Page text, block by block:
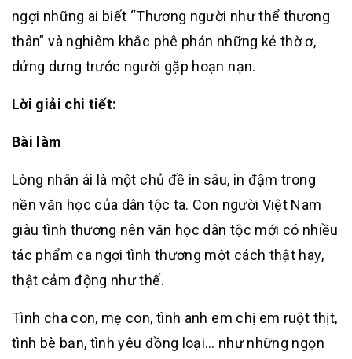
ngợi những ai biết “Thương người như thể thương
thân” và nghiêm khắc phê phán những kẻ thờ ơ,
dửng dưng trước người gặp hoạn nạn.
Lời giải chi tiết:
Bài làm
Lòng nhân ái là một chủ đề in sâu, in đậm trong
nền văn học của dân tộc ta. Con người Việt Nam
giàu tình thương nên văn học dân tộc mới có nhiều
tác phẩm ca ngợi tình thương một cách thật hay,
thật cảm động như thế.
Tình cha con, mẹ con, tình anh em chị em ruột thịt,
tình bè bạn, tình yêu đồng loại… như những ngọn